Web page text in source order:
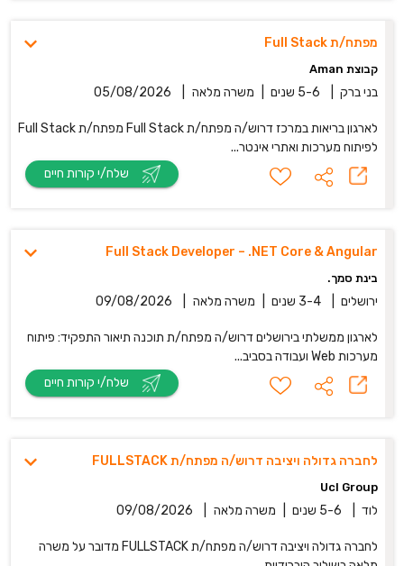
מפתח/ת Full Stack
קבוצת Aman
בני ברק 5-6 שנים משרה מלאה 05/08/2026
לארגון בריאות במרכז דרוש/ה מפתח/ת Full Stack מפתח/ת Full Stack
לפיתוח מערכות ואתרי אינטר...
Full Stack Developer – .NET Core & Angular
בינת סמך.
ירושלים 3-4 שנים משרה מלאה 09/08/2026
לארגון ממשלתי בירושלים דרוש/ה מפתח/ת תוכנה תיאור התפקיד: פיתוח
מערכות Web ועבודה בסביב...
לחברה גדולה ויציבה דרוש/ה מפתח/ת FULLSTACK
Ucl Group
לוד 5-6 שנים משרה מלאה 09/08/2026
לחברה גדולה ויציבה דרוש/ה מפתח/ת FULLSTACK מדובר על משרה